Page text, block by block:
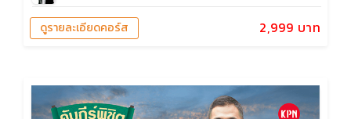
2,999 บาท
ดูรายละเอียดคอร์ส